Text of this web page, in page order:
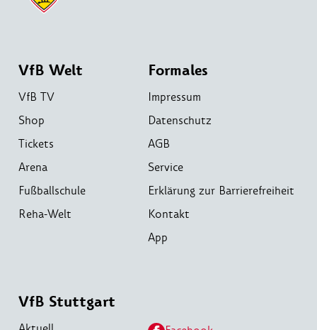
VfB Welt
VfB TV
Shop
Tickets
Arena
Fußballschule
Reha-Welt
Formales
Impressum
Datenschutz
AGB
Service
Erklärung zur Barrierefreiheit
Kontakt
App
VfB Stuttgart